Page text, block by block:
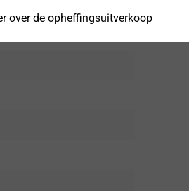
over de opheffingsuitverkoop